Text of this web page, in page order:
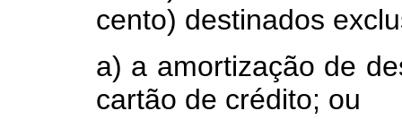
cento) destinados
a) a amortização de
cartão de crédito; ou